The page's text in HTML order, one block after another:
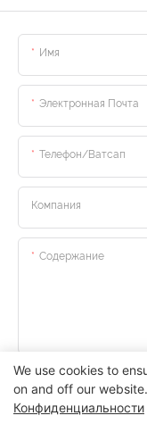
Имя
Электронная Почта
Телефон/ватсап
Компания
Содержание
Отправить
We use cookies to
on and off our
Конфиденциальности